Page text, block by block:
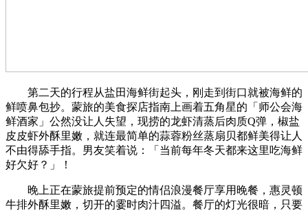
第二天的行程从盐田海鲜街起头，刚走到街口就被海鲜的
鲜喷鼻包抄。蒙旅的美食探店指南上画着五角星的「师公会海
鲜酒家」公然没让人失望，现捞的龙虾清蒸后肉质Q弹，椒盐
皮皮虾外酥里嫩，就连最简单的蒜蓉粉丝蒸扇贝都鲜美得让人
不由得舔手指。男友笑着说：「当前每年冬天都来这里吃海鲜
好欠好？」！
晚上正在蒙旅提前预定的情侣浪漫餐厅享用晚餐，惠灵顿
牛排外酥里嫩，切开的霎时肉汁四溢。餐厅的灯光很暗，只要